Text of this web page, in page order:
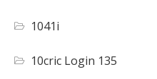
1041i
10cric Login 135